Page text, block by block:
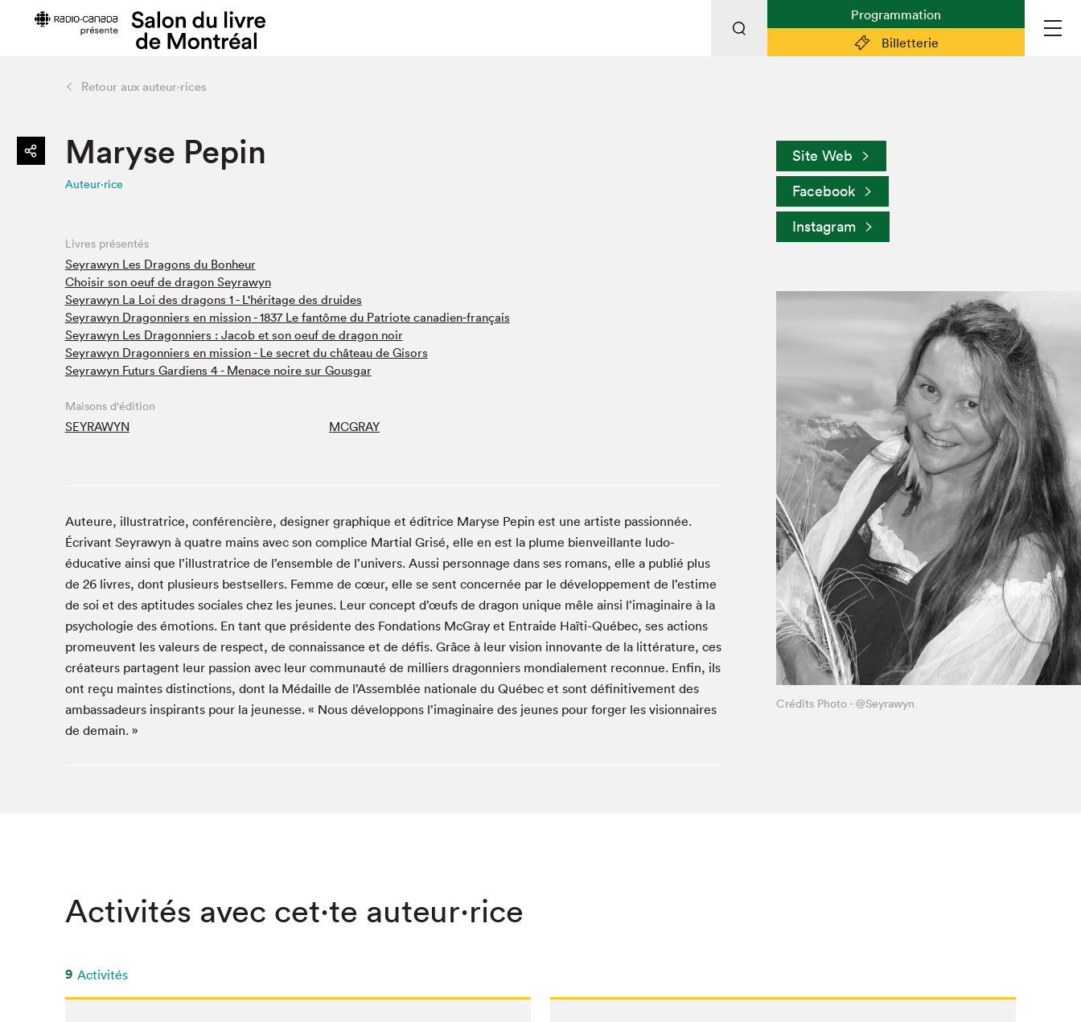
Billetterie
Programmation
Horaires et tarifs
Plan du Salon
Restauration
Code de conduite
Projets partenaires
Café La Presse
Lettres québécoises au Salon
Liseur Public
Louisiane enracinée et branchée
Matinées scolaires Hydro-Québec
Mur des illustrateur·rice·s
Narra
SLM PRO
Vitrine du Festival littéraire international Metropolis
bleu au SLM
Zone Manga
Plan du Salon
Préparer sa visite
Partenaires
Espace médias
Espace exposant·e·s
À propos du Salon
Liste des exposant·e·s
Liste des auteur·rice·s
Retour aux auteur·rices
Maryse Pepin
Auteur·rice
Livres présentés
Seyrawyn Les Dragons du Bonheur
Choisir son oeuf de dragon Seyrawyn
Seyrawyn La Loi des dragons 1 - L'héritage des druides
Seyrawyn Dragonniers en mission - 1837 Le fantôme du Patriote canadien-français
Seyrawyn Les Dragonniers : Jacob et son oeuf de dragon noir
Seyrawyn Dragonniers en mission - Le secret du château de Gisors
Seyrawyn Futurs Gardiens 4 - Menace noire sur Gousgar
Maisons d'édition
SEYRAWYN MCGRAY
Auteure, illustratrice, conférencière, designer graphique et éditrice Maryse Pepin est une artiste passionnée.
Écrivant Seyrawyn à quatre mains avec son complice Martial Grisé, elle en est la plume bienveillante ludo-
éducative ainsi que l’illustratrice de l’ensemble de l’univers. Aussi personnage dans ses romans, elle a publié plus
de 26 livres, dont plusieurs bestsellers. Femme de cœur, elle se sent concernée par le développement de l’estime
de soi et des aptitudes sociales chez les jeunes. Leur concept d’œufs de dragon unique mêle ainsi l’imaginaire à la
psychologie des émotions. En tant que présidente des Fondations McGray et Entraide Haïti-Québec, ses actions
promeuvent les valeurs de respect, de connaissance et de défis. Grâce à leur vision innovante de la littérature, ces
créateurs partagent leur passion avec leur communauté de milliers dragonniers mondialement reconnue. Enfin, ils
ont reçu maintes distinctions, dont la Médaille de l’Assemblée nationale du Québec et sont définitivement des
ambassadeurs inspirants pour la jeunesse. « Nous développons l’imaginaire des jeunes pour forger les visionnaires
de demain. »
Site Web
Facebook
Instagram
Crédits Photo - @Seyrawyn
Activités avec cet·te auteur·rice
9 Activités